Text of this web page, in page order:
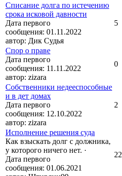
Списание долга по истечению
срока исковой давности
Дата первого
сообщения: 01.11.2022
автор: Дик Судья
5
Спор о праве
Дата первого
сообщения: 11.11.2022
автор: zizara
0
Собственники недееспособные
и в дет домах
Дата первого
сообщения: 12.10.2022
автор: zizara
2
Исполнение решения суда
Как взыскать долг с должника,
у которого ничего нет. ·
Дата первого
сообщения: 01.06.2021
22